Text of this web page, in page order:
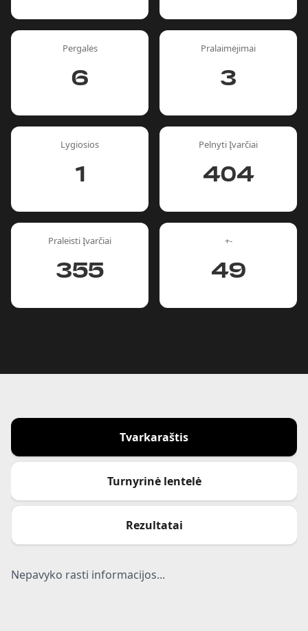
Pergalės
6
Pralaimėjimai
3
Lygiosios
1
Pelnyti Įvarčiai
404
Praleisti Įvarčiai
355
+-
49
Tvarkaraštis
Turnyrinė lentelė
Rezultatai
Nepavyko rasti informacijos...